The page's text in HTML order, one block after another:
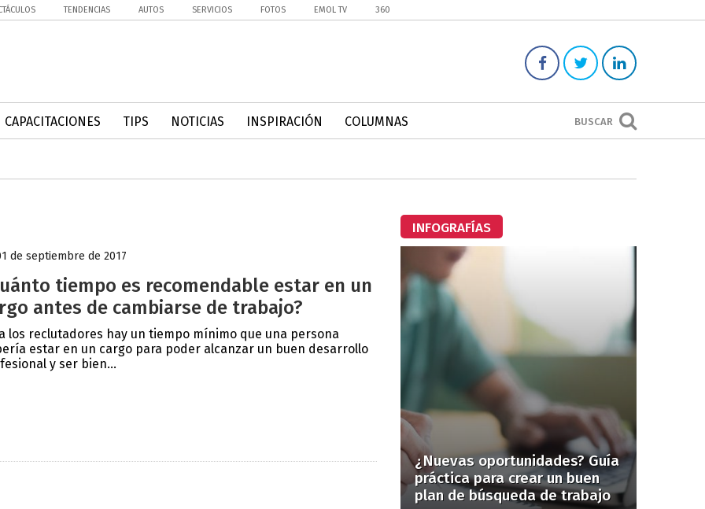
TENDENCIAS AUTOS SERVICIOS FOTOS EMOL TV 360
BUSCAR
CAPACITACIONES TIPS NOTICIAS INSPIRACIÓN COLUMNAS
de septiembre de 2017
tiempo es recomendable estar en un
antes de cambiarse de trabajo?
los reclutadores hay un tiempo mínimo que una persona
estar en un cargo para poder alcanzar un buen desarrollo
y ser bien...
INFOGRAFÍAS
¿Nuevas oportunidades? Guía
práctica para crear un buen
plan de búsqueda de trabajo